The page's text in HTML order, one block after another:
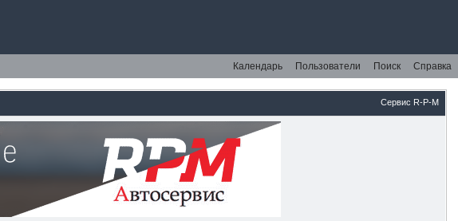
Календарь Пользователи Поиск Справка
Сервис R-P-M